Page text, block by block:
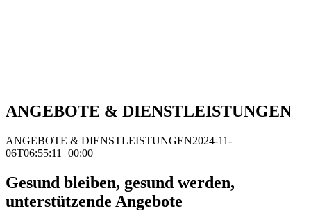
ANGEBOTE & DIENSTLEISTUNGEN
ANGEBOTE & DIENSTLEISTUNGEN2024-11-
06T06:55:11+00:00
Gesund bleiben, gesund werden,
unterstützende Angebote